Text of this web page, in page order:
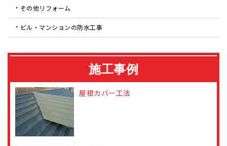
その他リフォーム
ビル・マンションの防水工事
施工事例
屋根カバー工法